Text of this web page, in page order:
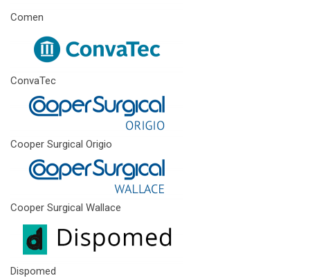
Comen
ConvaTec
Cooper Surgical Origio
Cooper Surgical Wallace
Dispomed